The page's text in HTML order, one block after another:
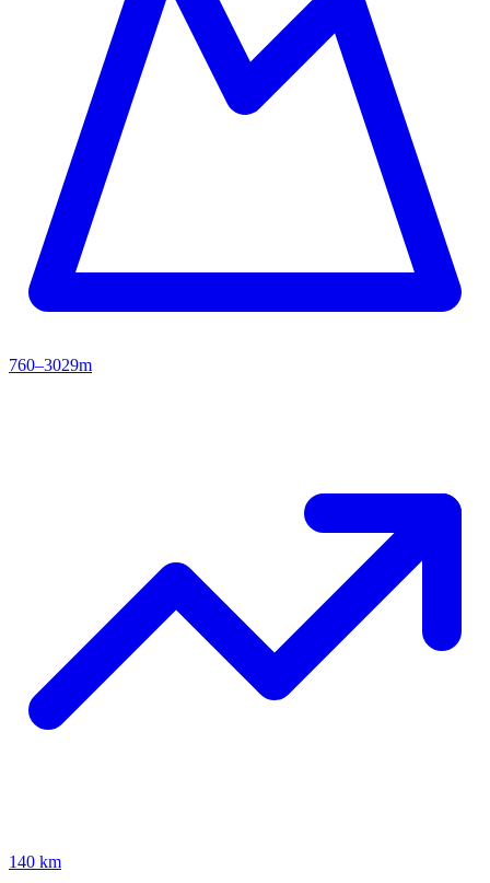
760–3029m
140 km